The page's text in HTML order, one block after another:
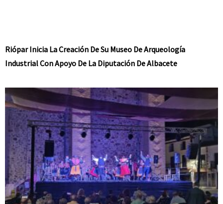
Riópar Inicia La Creación De Su Museo De Arqueología
Industrial Con Apoyo De La Diputación De Albacete